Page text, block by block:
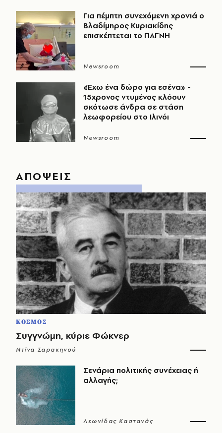
Για πέμπτη συνεχόμενη χρονιά ο
Βλαδίμηρος Κυριακίδης
επισκέπτεται το ΠΑΓΝΗ
Newsroom
«Έχω ένα δώρο για εσένα» -
15χρονος ντυμένος κλόουν
σκότωσε άνδρα σε στάση
λεωφορείου στο Ιλινόι
Newsroom
ΑΠΟΨΕΙΣ
ΚΟΣΜΟΣ
Συγγνώμη, κύριε Φώκνερ
Ντίνα Σαρακηνού
Σενάρια πολιτικής συνέχειας ή
αλλαγής;
Λεωνίδας Καστανάς